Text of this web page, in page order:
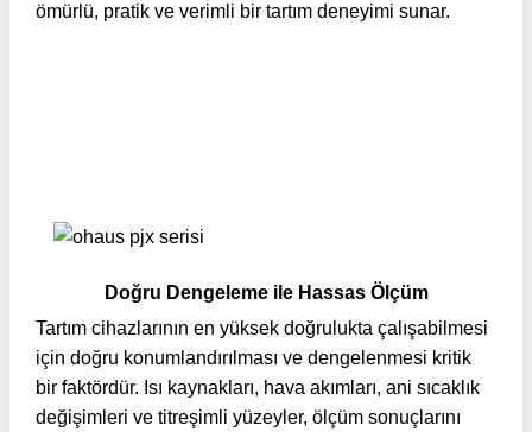
ömürlü, pratik ve verimli bir tartım deneyimi sunar.
Doğru Dengeleme ile Hassas Ölçüm
Tartım cihazlarının en yüksek doğrulukta çalışabilmesi
için doğru konumlandırılması ve dengelenmesi kritik
bir faktördür. Isı kaynakları, hava akımları, ani sıcaklık
değişimleri ve titreşimli yüzeyler, ölçüm sonuçlarını